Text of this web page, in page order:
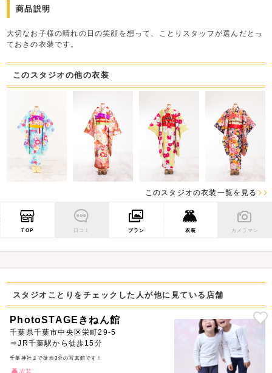
商品説明
大切なお子様の晴れの日の笑顔を想って、ことりスタッフが選んだとっ
ておきの衣装です。
このスタジオの他の衣装
このスタジオの衣装一覧を見る
TOP 口コミ プラン 衣装 カメラマン
スタジオことりをチェックした人が他に見ている店舗
PhotoSTAGEきねん館
千葉県千葉市中央区栄町29-5
⇒JR千葉駅から徒歩15分
千葉神社まで徒歩3分の写真館です！
衣装